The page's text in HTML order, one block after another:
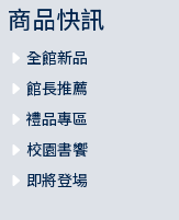
，一九六九年的夏
位，我們搬到紐澤
State University o
寶年與她的新婚丈
論文。從那時起，
研究生。一九七六
，雖然多年來我們
商品快訊
全館新品
館長推薦
禮品專區
校園書饗
即將登場